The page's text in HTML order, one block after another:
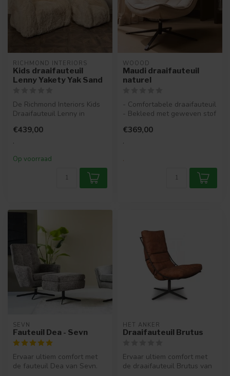
RICHMOND INTERIORS
Kids draaifauteuil
Lenny Yakety Yak Sand
De Richmond Interiors Kids
Draaifauteuil Lenny in
perfecte...
€439,00
.
Op voorraad
WOOOD
Maudi draaifauteuil
naturel
- Comfortabele draaifauteuil
- Bekleed met geweven stof
- Met...
€369,00
.
.
SEVN
Fauteuil Dea - Sevn
Ervaar ultiem comfort met
de fauteuil Dea van Sevn.
HET ANKER
Draaifauteuil Brutus
Ervaar ultiem comfort met
de draaifauteuil Brutus van